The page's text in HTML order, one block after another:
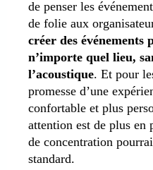
de penser les
de folie aux
créer des événements
n’importe quel lieu,
l’acoustique. Et pour
promesse d’une
confortable et plus
attention est de plus
de concentration
standard.